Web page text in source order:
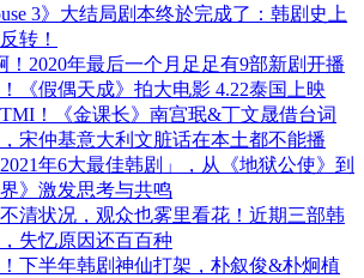
3》大结局剧本终於完成了：韩剧史上
转！
！2020年最后一个月足足有9部新剧开播
《假偶天成》拍大电影 4.22泰国上映
！《金课长》南宫珉&丁文晟借台词
，宋仲基意大利文脏话在本土都不能播
年6大最佳韩剧」，从《地狱公使》到
界》激发思考与共鸣
清状况，观众也雾里看花！近期三部韩
失忆原因还百百种
下半年韩剧神仙打架，朴叙俊&朴炯植